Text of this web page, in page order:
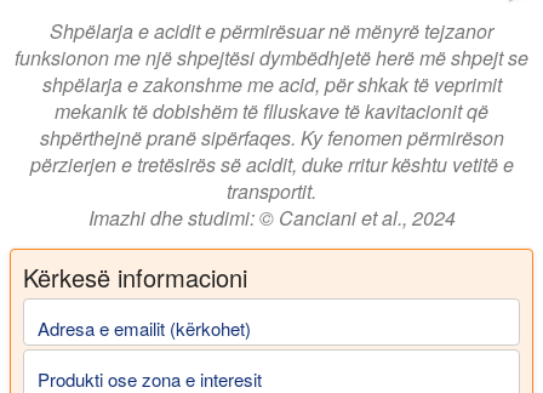
Shpëlarja e acidit e përmirësuar në mënyrë tejzanor
funksionon me një shpejtësi dymbëdhjetë herë më shpejt se
shpëlarja e zakonshme me acid, për shkak të veprimit
mekanik të dobishëm të flluskave të kavitacionit që
shpërthejnë pranë sipërfaqes. Ky fenomen përmirëson
përzierjen e tretësirës së acidit, duke rritur kështu vetitë e
transportit.
Imazhi dhe studimi: © Canciani et al., 2024
Kërkesë informacioni
Adresa e emailit (kërkohet)
Produkti ose zona e interesit